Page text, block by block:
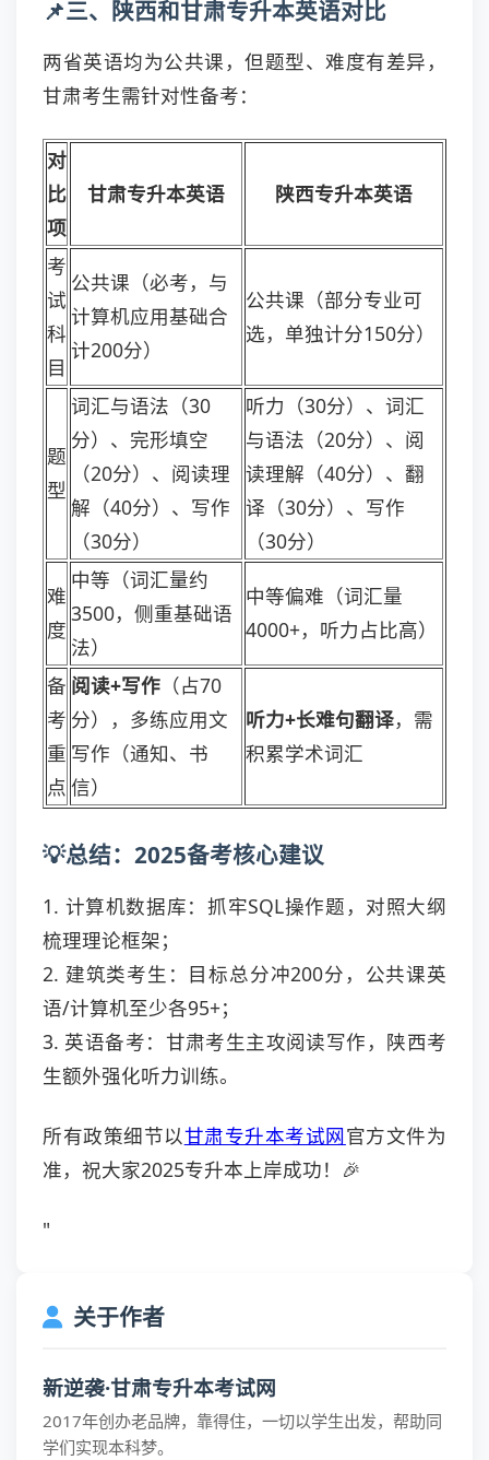
📌三、陕西和甘肃专升本英语对比
两省英语均为公共课，但题型、难度有差异，
甘肃考生需针对性备考：
对
比
项
甘肃专升本英语 陕西专升本英语
考
试
科
目
公共课（必考，与
计算机应用基础合
计200分）
公共课（部分专业可
选，单独计分150分）
题
型
词汇与语法（30
分）、完形填空
（20分）、阅读理
解（40分）、写作
（30分）
听力（30分）、词汇
与语法（20分）、阅
读理解（40分）、翻
译（30分）、写作
（30分）
难
度
中等（词汇量约
3500，侧重基础语
法）
中等偏难（词汇量
4000+，听力占比高）
备
考
重
点
阅读+写作 （占70
分），多练应用文
写作（通知、书
信）
听力+长难句翻译，需
积累学术词汇
💡总结：2025备考核心建议
1. 计算机数据库：抓牢SQL操作题，对照大纲
梳理理论框架；
2. 建筑类考生：目标总分冲200分，公共课英
语/计算机至少各95+；
3. 英语备考：甘肃考生主攻阅读写作，陕西考
生额外强化听力训练。
所有政策细节以甘肃专升本考试网官方文件为
准，祝大家2025专升本上岸成功！🎉
"
关于作者
新逆袭·甘肃专升本考试网
2017年创办老品牌，靠得住，一切以学生出发，帮助同
学们实现本科梦。